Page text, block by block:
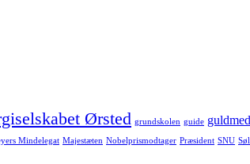
Ørsted grundskolen guide
Mindelegat Majestæten Nobelprismodtager Præsident SNU